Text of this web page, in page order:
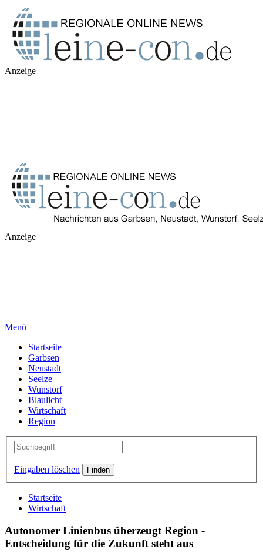
Anzeige
Anzeige
Menü
Startseite
Garbsen
Neustadt
Seelze
Wunstorf
Blaulicht
Wirtschaft
Region
Eingaben löschen
Startseite
Wirtschaft
Autonomer Linienbus überzeugt Region -
Entscheidung für die Zukunft steht aus